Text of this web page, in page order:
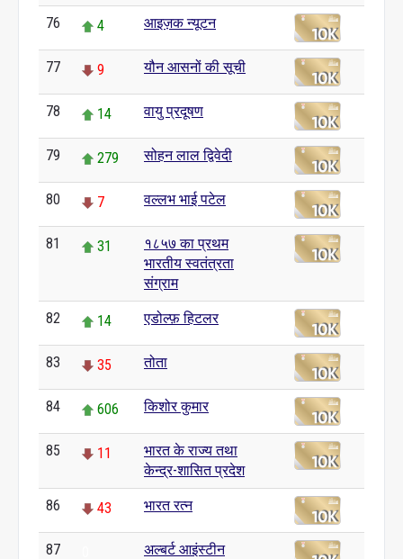
76 4 आइज़क न्यूटन
77 9 यौन आसनों की सूची
78 14 वायु प्रदूषण
79 279 सोहन लाल द्विवेदी
80 7 वल्लभ भाई पटेल
81 31
१८५७ का प्रथम
भारतीय स्वतंत्रता
संग्राम
82 14 एडोल्फ़ हिटलर
83 35 तोता
84 606 किशोर कुमार
85 11
भारत के राज्य तथा
केन्द्र-शासित प्रदेश
86 43 भारत रत्‍न
87 अल्बर्ट आइंस्टीन